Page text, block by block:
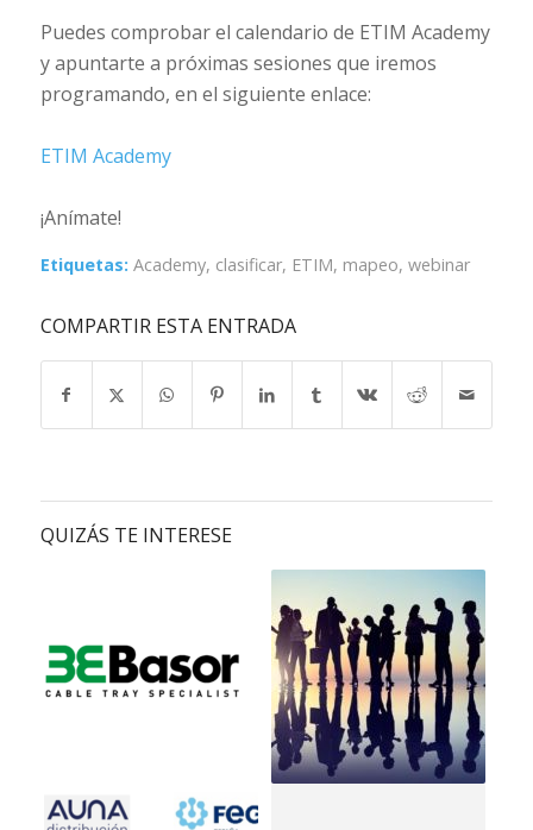
Puedes comprobar el calendario de ETIM Academy
y apuntarte a próximas sesiones que iremos
programando, en el siguiente enlace:
ETIM Academy
¡Anímate!
Etiquetas: Academy, clasificar, ETIM, mapeo, webinar
COMPARTIR ESTA ENTRADA
QUIZÁS TE INTERESE